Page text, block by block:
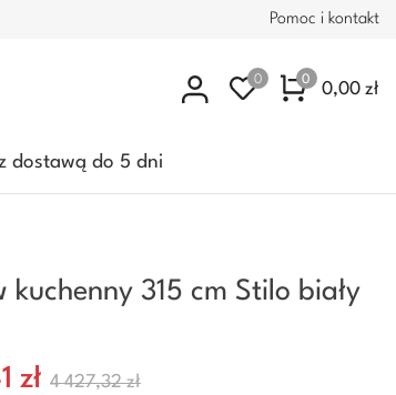
Pomoc i kontakt
0 0 0,00 zł
dostawą do 5 dni
kuchenny 315 cm Stilo biały
zł 4 427,32 zł